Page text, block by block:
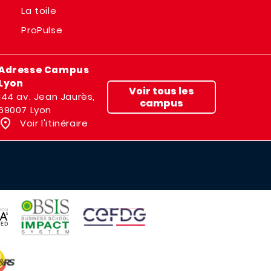
La toile
ProPulse
Campus
av. Jean Jaurès,
Lyon
Voir l'itinéraire
Voir tous les
campus
IMAGE
IMAGE